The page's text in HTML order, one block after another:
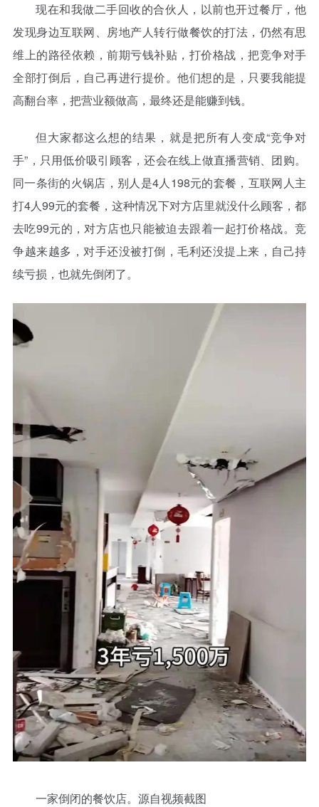
现在和我做二手回收的合伙人，以前也开过餐厅，他
发现身边互联网、房地产人转行做餐饮的打法，仍然有思
维上的路径依赖，前期亏钱补贴，打价格战，把竞争对手
全部打倒后，自己再进行提价。他们想的是，只要我能提
高翻台率，把营业额做高，最终还是能赚到钱。
但大家都这么想的结果，就是把所有人变成“竞争对
手”，只用低价吸引顾客，还会在线上做直播营销、团购。
同一条街的火锅店，别人是4人198元的套餐，互联网人主
打4人99元的套餐，这种情况下对方店里就没什么顾客，都
去吃99元的，对方店也只能被迫去跟着一起打价格战。竞
争越来越多，对手还没被打倒，毛利还没提上来，自己持
续亏损，也就先倒闭了。
一家倒闭的餐饮店。源自视频截图